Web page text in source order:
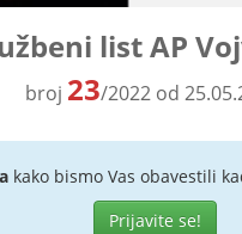
list AP
broj 23/2022 od
kako bismo Vas obavestili
Prijavite se!